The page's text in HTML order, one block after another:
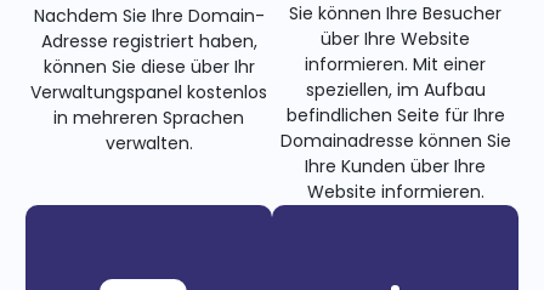
Nachdem Sie Ihre Domain-
Adresse registriert haben,
können Sie diese über Ihr
Verwaltungspanel kostenlos
in mehreren Sprachen
verwalten.
Sie können Ihre Besucher
über Ihre Website
informieren. Mit einer
speziellen, im Aufbau
befindlichen Seite für Ihre
Domainadresse können Sie
Ihre Kunden über Ihre
Website informieren.